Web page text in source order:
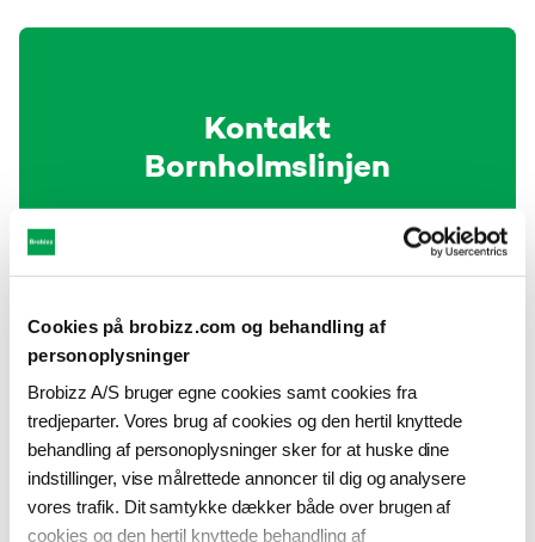
Cookies på brobizz.com og behandling af
personoplysninger
Brobizz A/S bruger egne cookies samt cookies fra
tredjeparter. Vores brug af cookies og den hertil knyttede
behandling af personoplysninger sker for at huske dine
indstillinger, vise målrettede annoncer til dig og analysere
vores trafik. Dit samtykke dækker både over brugen af
cookies og den hertil knyttede behandling af
Kontakt
Bornholmslinjen
Hvis du har spørgsmål til priser
Bornholmslinjen, skal du
Kontakt
Bornholmslinjen